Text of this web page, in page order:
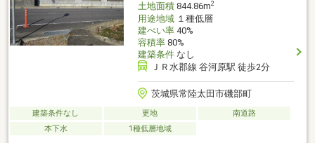
土地面積844.86m2
用途地域１種低層
建ぺい率40%
容積率80%
建築条件なし
ＪＲ水郡線 谷河原駅 徒歩2分
茨城県常陸太田市磯部町
建築条件なし 更地
南道路
本下水
1種低層地域